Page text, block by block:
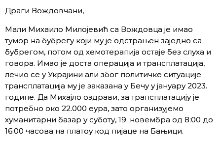
Драги Вождовчани,
Мали Михаило Милојевић са Вождовца је имао
тумор на бубрегу који му је одстрањен заједно са
бубрегом, потом од хемотерапија остаје без слуха и
говора. Имао је доста операција и трансплатација,
лечио се у Украјини али због политичке ситуације
трансплатација му је заказана у Бечу у јануару 2023.
године. Да Михајло оздрави, за трансплатацију је
потребно око 22.000 еура, зато организујемо
хуманитарни базар у суботу, 19. новембра од 8:00 до
16:00 часова на платоу код пијаце на Бањици.